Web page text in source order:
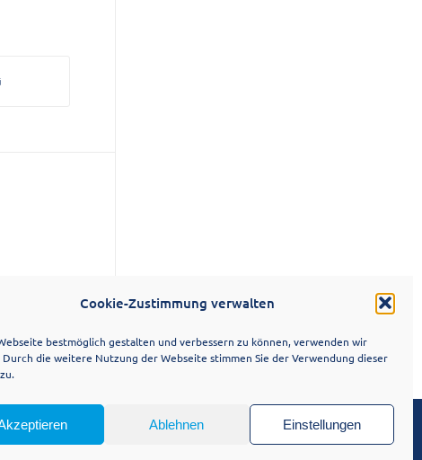
Cookie-Zustimmung verwalten
bestmöglich gestalten und verbessern zu können, verwenden wir
Durch die weitere Nutzung der Webseite stimmen Sie der Verwendung dieser
Ablehnen Einstellungen
Impressum Datenschutz